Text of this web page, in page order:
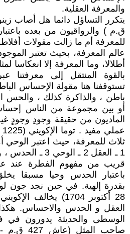
والمعرفة العقلية.
ق.م ) والرواقيون من بعده
للمعرفة أم ما زالت مقولات
عالم المعرفة، بحيث تعتبر
أطلالا، وما المعرفة إلا انعكاسا
بالقوة المنتقل إلى معرفتنا
تستوقفنا هنا مقولة الإحساس
باطن ، والذاكرة كذلك ،
أو بين مجموعة من الناس
الماديون من حقيقة وجودِ وجودٍ
ثلاث للمعرفة، حيث اعتبر الوحي
1 ـ العقل 2 ـ
قريب من مفهوم الفطرة عند
باعتبار الحدس وحيا مسبقا
28 أكتوبر 1704)
العقل و الحدس والاحساس.
الوسطى والحديثة يدورون في